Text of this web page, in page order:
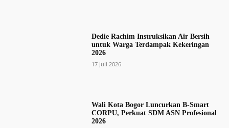
Dedie Rachim Instruksikan Air Bersih
untuk Warga Terdampak Kekeringan
2026
17 Juli 2026
Wali Kota Bogor Luncurkan B-Smart
CORPU, Perkuat SDM ASN Profesional
2026